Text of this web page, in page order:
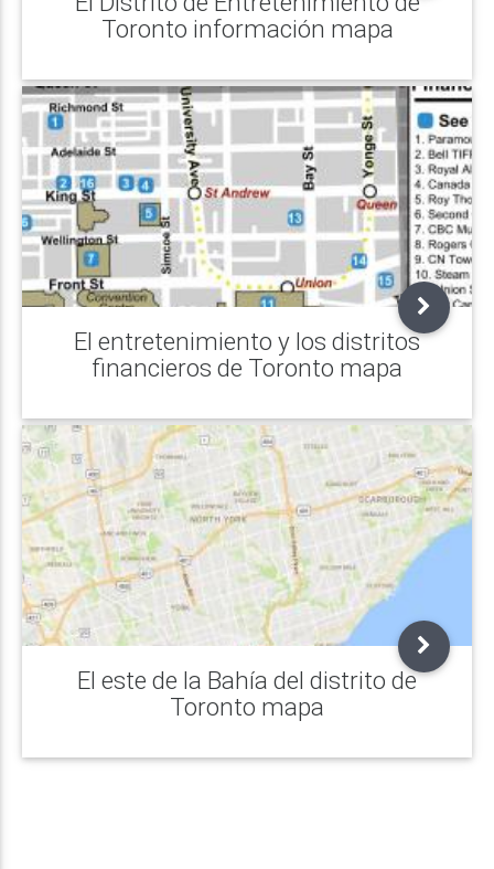
Toronto información mapa
El entretenimiento y los distritos
financieros de Toronto mapa
El este de la Bahía del distrito de
Toronto mapa